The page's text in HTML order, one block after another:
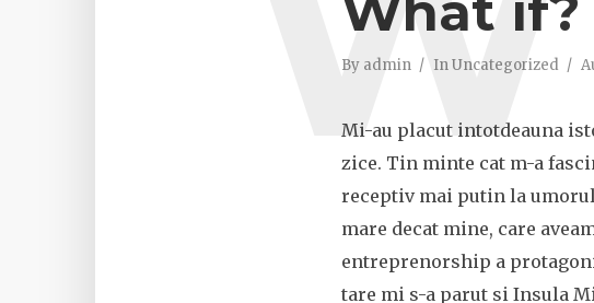
By admin InUncategorized
Mi-au placut intotdeauna
zice. Tin minte cat m-a
receptiv mai putin la
mare decat mine, care
entreprenorship a
tare mi s-a parut si Insula